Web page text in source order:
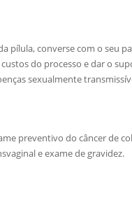
pílula, converse com o seu
do processo e dar o
sexualmente
preventivo do câncer de
e exame de gravidez.